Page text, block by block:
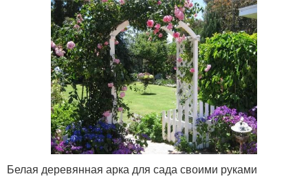
Белая деревянная арка для сада своими руками